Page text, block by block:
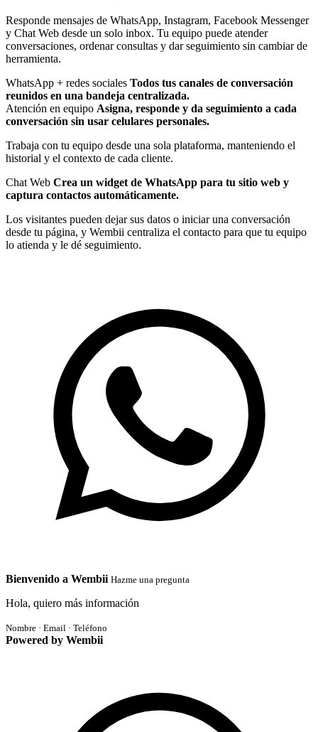
Responde mensajes de WhatsApp, Instagram, Facebook Messenger
y Chat Web desde un solo inbox. Tu equipo puede atender
conversaciones, ordenar consultas y dar seguimiento sin cambiar de
herramienta.
WhatsApp + redes sociales Todos tus canales de conversación
reunidos en una bandeja centralizada.
Atención en equipo Asigna, responde y da seguimiento a cada
conversación sin usar celulares personales.
Trabaja con tu equipo desde una sola plataforma, manteniendo el
historial y el contexto de cada cliente.
Chat Web Crea un widget de WhatsApp para tu sitio web y
captura contactos automáticamente.
Los visitantes pueden dejar sus datos o iniciar una conversación
desde tu página, y Wembii centraliza el contacto para que tu equipo
lo atienda y le dé seguimiento.
Bienvenido a Wembii Hazme una pregunta
Hola, quiero más información
Nombre · Email · Teléfono
Powered by Wembii